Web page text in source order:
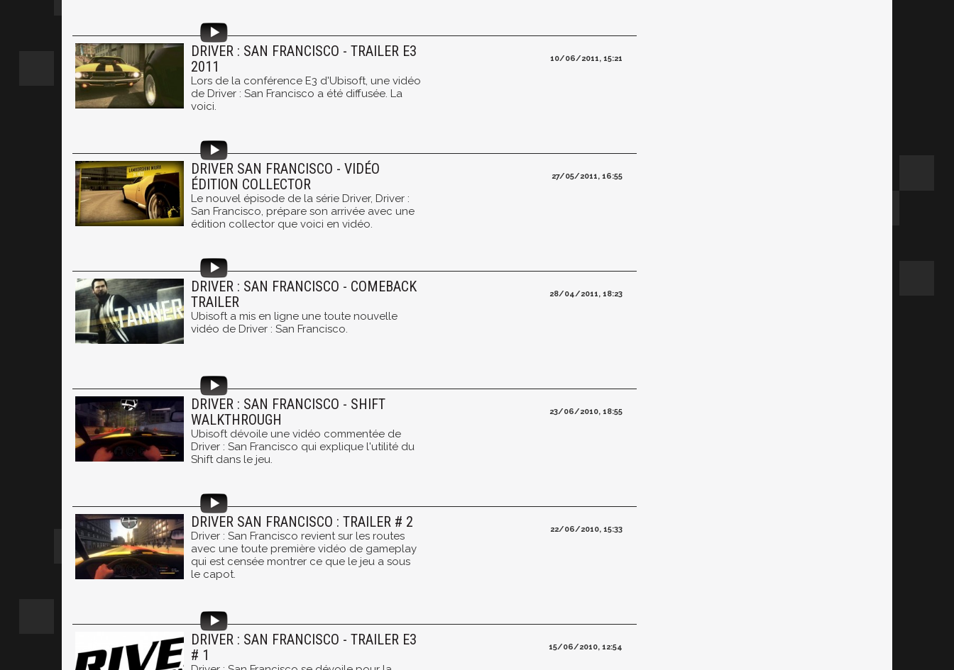
DRIVER : SAN FRANCISCO - TRAILER E3
2011
Lors de la conférence E3 d'Ubisoft, une vidéo
de Driver : San Francisco a été diffusée. La
voici.
10/06/2011, 15:21
DRIVER SAN FRANCISCO - VIDÉO
ÉDITION COLLECTOR
Le nouvel épisode de la série Driver, Driver :
San Francisco, prépare son arrivée avec une
édition collector que voici en vidéo.
27/05/2011, 16:55
DRIVER : SAN FRANCISCO - COMEBACK
TRAILER
Ubisoft a mis en ligne une toute nouvelle
vidéo de Driver : San Francisco.
28/04/2011, 18:23
DRIVER : SAN FRANCISCO - SHIFT
WALKTHROUGH
Ubisoft dévoile une vidéo commentée de
Driver : San Francisco qui explique l'utilité du
Shift dans le jeu.
23/06/2010, 18:55
DRIVER SAN FRANCISCO : TRAILER # 2
Driver : San Francisco revient sur les routes
avec une toute première vidéo de gameplay
qui est censée montrer ce que le jeu a sous
le capot.
22/06/2010, 15:33
DRIVER : SAN FRANCISCO - TRAILER E3
# 1
15/06/2010, 12:54